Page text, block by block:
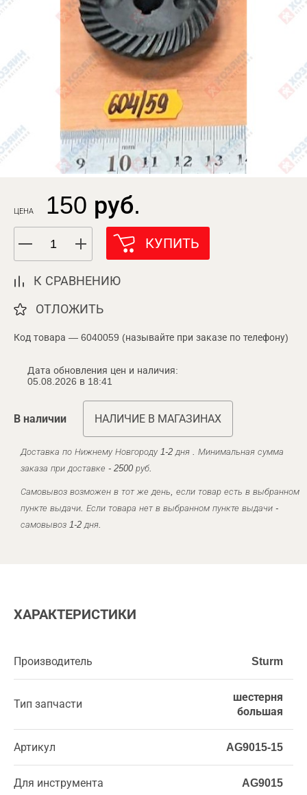
ЦЕНА 150 руб.
КУПИТЬ
К СРАВНЕНИЮ
ОТЛОЖИТЬ
Код товара — 6040059 (называйте при заказе по телефону)
Дата обновления цен и наличия:
05.08.2026 в 18:41
В наличии НАЛИЧИЕ В МАГАЗИНАХ
Доставка по Нижнему Новгороду 1-2 дня . Минимальная сумма
заказа при доставке - 2500 руб.
Самовывоз возможен в тот же день, если товар есть в выбранном
пункте выдачи. Если товара нет в выбранном пункте выдачи -
самовывоз 1-2 дня.
ХАРАКТЕРИСТИКИ
Производитель Sturm
Тип запчасти
шестерня
большая
Артикул AG9015-15
Для инструмента AG9015